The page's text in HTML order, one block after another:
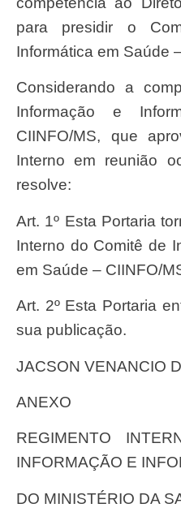
para presidir o
Informática em Saúde
Considerando a competência do Comitê de
Informação e
CIINFO/MS, que
Interno em reunião
resolve:
Art. 1º Esta Portaria torna público o Regimento
Interno do Comitê de
em Saúde – CIINFO/
Art. 2º Esta Portaria entra em vigor na data de
sua publicação.
JACSON VENANCIO
ANEXO
REGIMENTO INTERNO DO COMITÊ DE
INFORMAÇÃO E
DO MINISTÉRIO DA